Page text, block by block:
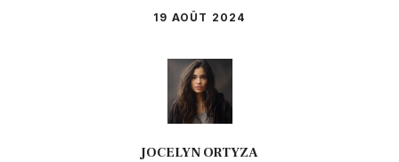
19 AOÛT 2024
JOCELYN ORTYZA